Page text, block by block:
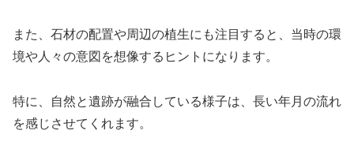
また、石材の配置や周辺の植生にも注目すると、当時の環
境や人々の意図を想像するヒントになります。
特に、自然と遺跡が融合している様子は、長い年月の流れ
を感じさせてくれます。